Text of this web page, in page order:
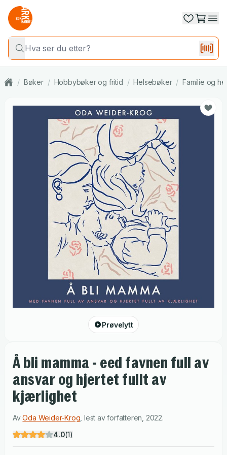
/ Bøker / Hobbybøker og fritid / Helsebøker / Familie og
Prøvelytt
Å bli mamma - eed favnen full av
ansvar og hjertet fullt av
kjærlighet
AvOda Weider-Krog ,lest avforfatteren 2022.
4.0(1)